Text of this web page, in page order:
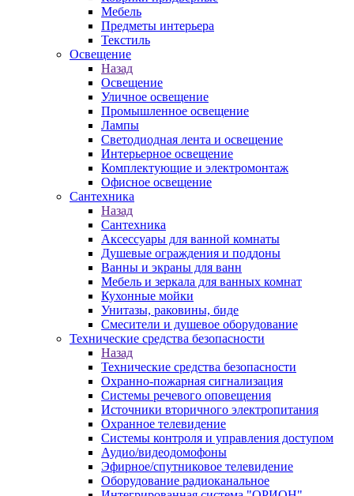
Мебель
Предметы интерьера
Текстиль
Освещение
Назад
Освещение
Уличное освещение
Промышленное освещение
Лампы
Светодиодная лента и освещение
Интерьерное освещение
Комплектующие и электромонтаж
Офисное освещение
Сантехника
Назад
Сантехника
Аксессуары для ванной комнаты
Душевые ограждения и поддоны
Ванны и экраны для ванн
Мебель и зеркала для ванных комнат
Кухонные мойки
Унитазы, раковины, биде
Смесители и душевое оборудование
Технические средства безопасности
Назад
Технические средства безопасности
Охранно-пожарная сигнализация
Системы речевого оповещения
Источники вторичного электропитания
Охранное телевидение
Системы контроля и управления доступом
Аудио/видеодомофоны
Эфирное/спутниковое телевидение
Оборудование радиоканальное